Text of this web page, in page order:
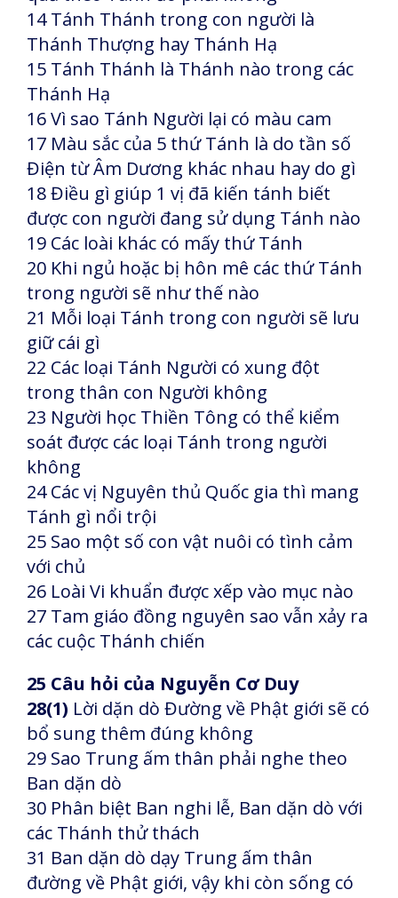
14 Tánh Thánh trong con người là
Thánh Thượng hay Thánh Hạ
15 Tánh Thánh là Thánh nào trong các
Thánh Hạ
16 Vì sao Tánh Người lại có màu cam
17 Màu sắc của 5 thứ Tánh là do tần số
Điện từ Âm Dương khác nhau hay do gì
18 Điều gì giúp 1 vị đã kiến tánh biết
được con người đang sử dụng Tánh nào
19 Các loài khác có mấy thứ Tánh
20 Khi ngủ hoặc bị hôn mê các thứ Tánh
trong người sẽ như thế nào
21 Mỗi loại Tánh trong con người sẽ lưu
giữ cái gì
22 Các loại Tánh Người có xung đột
trong thân con Người không
23 Người học Thiền Tông có thể kiểm
soát được các loại Tánh trong người
không
24 Các vị Nguyên thủ Quốc gia thì mang
Tánh gì nổi trội
25 Sao một số con vật nuôi có tình cảm
với chủ
26 Loài Vi khuẩn được xếp vào mục nào
27 Tam giáo đồng nguyên sao vẫn xảy ra
các cuộc Thánh chiến
25 Câu hỏi của Nguyễn Cơ Duy
28(1) Lời dặn dò Đường về Phật giới sẽ có
bổ sung thêm đúng không
29 Sao Trung ấm thân phải nghe theo
Ban dặn dò
30 Phân biệt Ban nghi lễ, Ban dặn dò với
các Thánh thử thách
31 Ban dặn dò dạy Trung ấm thân
đường về Phật giới, vậy khi còn sống có